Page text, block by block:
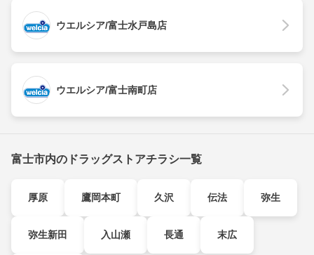
ウエルシア/富士水戸島店
ウエルシア/富士南町店
富士市内のドラッグストアチラシ一覧
厚原 鷹岡本町 久沢 伝法 弥生
弥生新田 入山瀬 長通 末広